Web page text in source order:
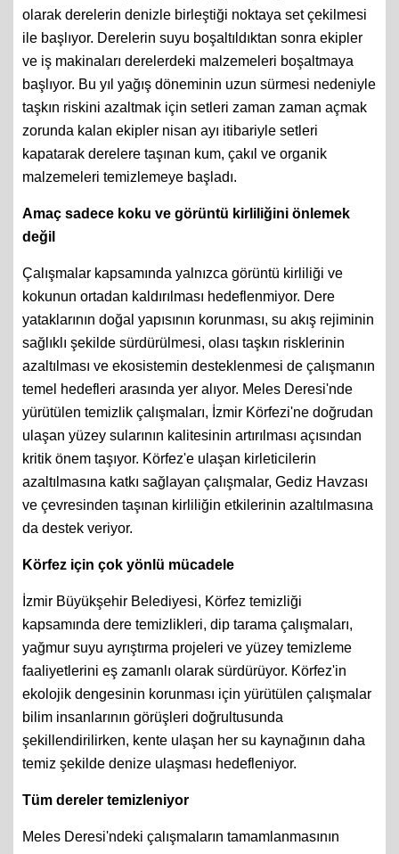
olarak derelerin denizle birleştiği noktaya set çekilmesi
ile başlıyor. Derelerin suyu boşaltıldıktan sonra ekipler
ve iş makinaları derelerdeki malzemeleri boşaltmaya
başlıyor. Bu yıl yağış döneminin uzun sürmesi nedeniyle
taşkın riskini azaltmak için setleri zaman zaman açmak
zorunda kalan ekipler nisan ayı itibariyle setleri
kapatarak derelere taşınan kum, çakıl ve organik
malzemeleri temizlemeye başladı.
Amaç sadece koku ve görüntü kirliliğini önlemek
değil
Çalışmalar kapsamında yalnızca görüntü kirliliği ve
kokunun ortadan kaldırılması hedeflenmiyor. Dere
yataklarının doğal yapısının korunması, su akış rejiminin
sağlıklı şekilde sürdürülmesi, olası taşkın risklerinin
azaltılması ve ekosistemin desteklenmesi de çalışmanın
temel hedefleri arasında yer alıyor. Meles Deresi'nde
yürütülen temizlik çalışmaları, İzmir Körfezi'ne doğrudan
ulaşan yüzey sularının kalitesinin artırılması açısından
kritik önem taşıyor. Körfez'e ulaşan kirleticilerin
azaltılmasına katkı sağlayan çalışmalar, Gediz Havzası
ve çevresinden taşınan kirliliğin etkilerinin azaltılmasına
da destek veriyor.
Körfez için çok yönlü mücadele
İzmir Büyükşehir Belediyesi, Körfez temizliği
kapsamında dere temizlikleri, dip tarama çalışmaları,
yağmur suyu ayrıştırma projeleri ve yüzey temizleme
faaliyetlerini eş zamanlı olarak sürdürüyor. Körfez'in
ekolojik dengesinin korunması için yürütülen çalışmalar
bilim insanlarının görüşleri doğrultusunda
şekillendirilirken, kente ulaşan her su kaynağının daha
temiz şekilde denize ulaşması hedefleniyor.
Tüm dereler temizleniyor
Meles Deresi'ndeki çalışmaların tamamlanmasının